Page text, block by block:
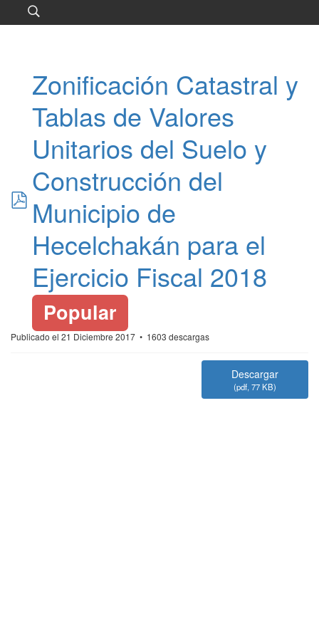
pdf
Zonificación Catastral y
Tablas de Valores
Unitarios del Suelo y
Construcción del
Municipio de
Hecelchakán para el
Ejercicio Fiscal 2018
Popular
Publicado el 21 Diciembre 2017 1603 descargas
Descargar
(pdf, 77 KB)